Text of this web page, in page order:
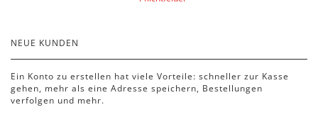
NEUE KUNDEN
Ein Konto zu erstellen hat viele Vorteile: schneller zur Kasse
gehen, mehr als eine Adresse speichern, Bestellungen
verfolgen und mehr.